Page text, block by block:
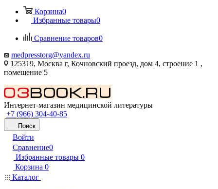
Корзина0
Избранные товары0
Сравнение товаров0
medpresstorg@yandex.ru
125319, Москва г, Кочновский проезд, дом 4, строение 1 ,
помещение 5
Интернет-магазин медицинской литературы
+7 (966) 304-40-85
Поиск
Войти
Сравнение0
Избранные товары 0
Корзина 0
Каталог